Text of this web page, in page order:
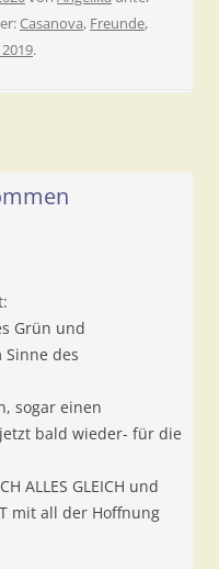
Casanova, Freunde,
.
Grün und
Sinne des
sogar einen
bald wieder- für die
ALLES GLEICH und
mit all der Hoffnung